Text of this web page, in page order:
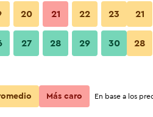
$34 Ver oferta
20 21 22 23
27 28 29 30
21
28
Más caro En base a los